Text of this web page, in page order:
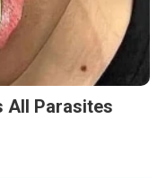
All Parasites